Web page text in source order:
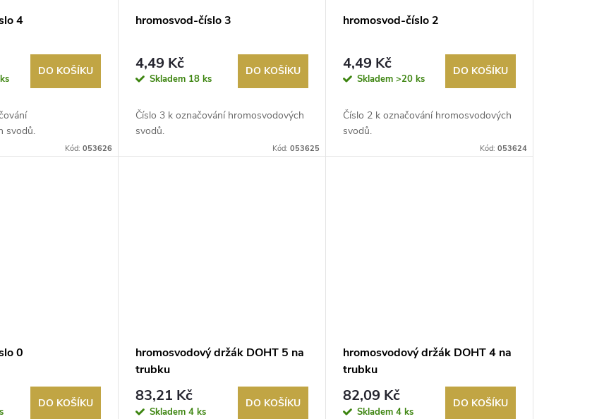
4
DO KOŠÍKU
svodů.
Kód: 053626
hromosvod-číslo 3
4,49 Kč
Skladem 18 ks
DO KOŠÍKU
Číslo 3 k označování hromosvodových
svodů.
Kód: 053625
hromosvod-číslo 2
4,49 Kč
Skladem >20 ks
DO KOŠÍKU
Číslo 2 k označování hromosvodových
svodů.
Kód: 053624
0
DO KOŠÍKU
hromosvodový držák DOHT 5 na
trubku
83,21 Kč
Skladem 4 ks
DO KOŠÍKU
hromosvodový držák DOHT 4 na
trubku
82,09 Kč
Skladem 4 ks
DO KOŠÍKU